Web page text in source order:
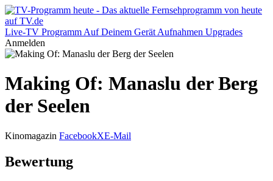
Live-TV Programm Auf Deinem Gerät Aufnahmen Upgrades
Anmelden
Making Of: Manaslu der Berg
der Seelen
Kinomagazin FacebookXE-Mail
Bewertung